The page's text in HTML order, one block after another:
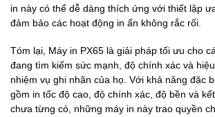
in này có thể dễ dàng thích ứng với thiết lập
đảm bảo các hoạt động in ấn không rắc rối.
Tóm lại, Máy in PX65 là giải pháp tối ưu cho
đang tìm kiếm sức mạnh, độ chính xác và
nhiệm vụ ghi nhãn của họ. Với khả năng đặc
gồm in tốc độ cao, độ chính xác, độ bền và
chưa từng có, những máy in này trao quyền